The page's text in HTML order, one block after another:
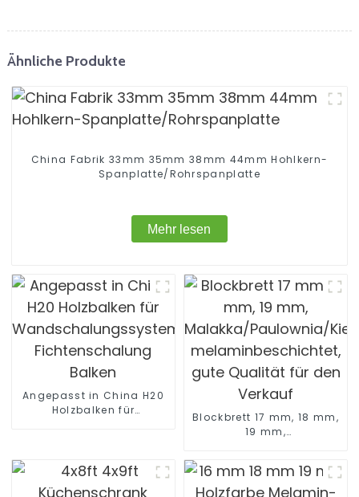
Ähnliche Produkte
China Fabrik 33mm 35mm 38mm 44mm Hohlkern-
Spanplatte/Rohrspanplatte
Mehr lesen
Angepasst in China H20
Holzbalken für
Blockbrett 17 mm, 18 mm,
19 mm,
gute Qualität für den
Verkauf